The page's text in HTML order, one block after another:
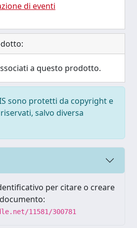
di eventi
a questo prodotto.
sono protetti da copyright e
salvo diversa
per citare o creare
11581/300781